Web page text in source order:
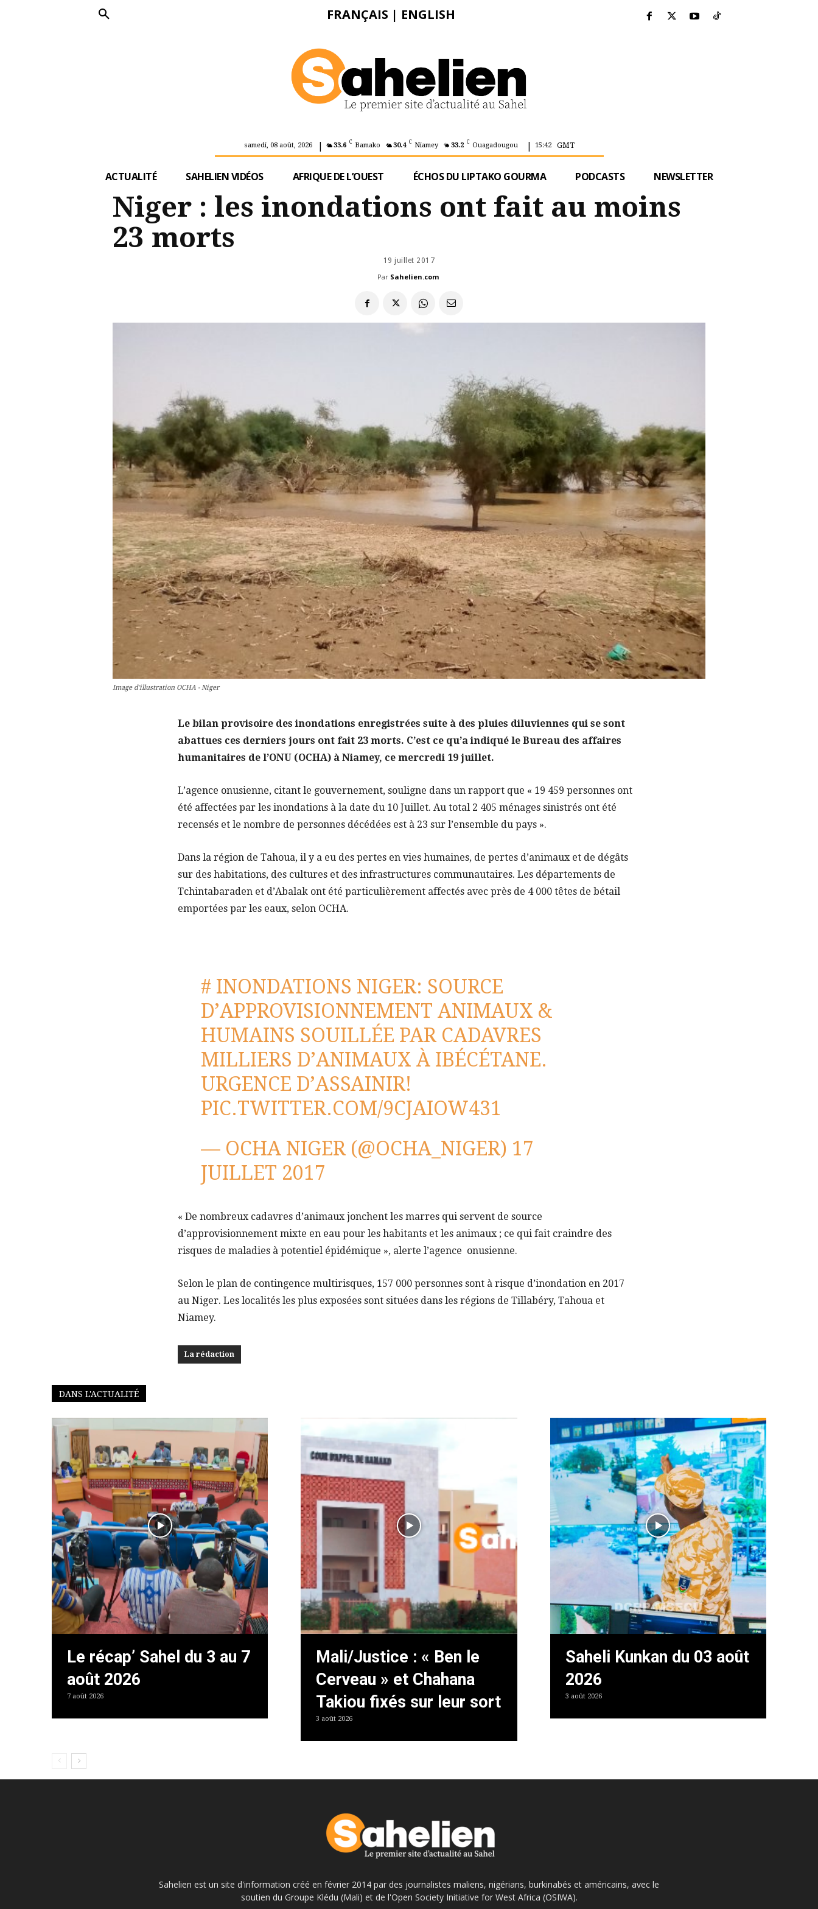
FRANÇAIS | ENGLISH
samedi, 08 août, 2026 | 33.6 C Bamako 30.4 C Niamey 33.2 C Ouagadougou | 15:42 GMT
ACTUALITÉ SAHELIEN VIDÉOS AFRIQUE DE L’OUEST ÉCHOS DU LIPTAKO GOURMA PODCASTS NEWSLETTER
Niger : les inondations ont fait au moins
23 morts
19 juillet 2017
Par Sahelien.com
Image d'illustration OCHA - Niger
Le bilan provisoire des inondations enregistrées suite à des pluies diluviennes qui se sont
abattues ces derniers jours ont fait 23 morts. C’est ce qu’a indiqué le Bureau des affaires
humanitaires de l’ONU (OCHA) à Niamey, ce mercredi 19 juillet.
L’agence onusienne, citant le gouvernement, souligne dans un rapport que « 19 459 personnes ont
été affectées par les inondations à la date du 10 Juillet. Au total 2 405 ménages sinistrés ont été
recensés et le nombre de personnes décédées est à 23 sur l’ensemble du pays ».
Dans la région de Tahoua, il y a eu des pertes en vies humaines, de pertes d’animaux et de dégâts
sur des habitations, des cultures et des infrastructures communautaires. Les départements de
Tchintabaraden et d’Abalak ont été particulièrement affectés avec près de 4 000 têtes de bétail
emportées par les eaux, selon OCHA.
# INONDATIONS NIGER: SOURCE
D’APPROVISIONNEMENT ANIMAUX &
HUMAINS SOUILLÉE PAR CADAVRES
MILLIERS D’ANIMAUX À IBÉCÉTANE.
URGENCE D’ASSAINIR!
PIC.TWITTER.COM/9CJAIOW431
— OCHA NIGER (@OCHA_NIGER) 17
JUILLET 2017
« De nombreux cadavres d’animaux jonchent les marres qui servent de source
d’approvisionnement mixte en eau pour les habitants et les animaux ; ce qui fait craindre des
risques de maladies à potentiel épidémique », alerte l’agence onusienne.
Selon le plan de contingence multirisques, 157 000 personnes sont à risque d’inondation en 2017
au Niger. Les localités les plus exposées sont situées dans les régions de Tillabéry, Tahoua et
Niamey.
La rédaction
DANS L'ACTUALITÉ
Le récap’ Sahel du 3 au 7
août 2026
7 août 2026
Mali/Justice : « Ben le
Cerveau » et Chahana
Takiou fixés sur leur sort
3 août 2026
Saheli Kunkan du 03 août
2026
3 août 2026
Sahelien est un site d'information créé en février 2014 par des journalistes maliens, nigérians, burkinabés et américains, avec le
soutien du Groupe Klédu (Mali) et de l'Open Society Initiative for West Africa (OSIWA).